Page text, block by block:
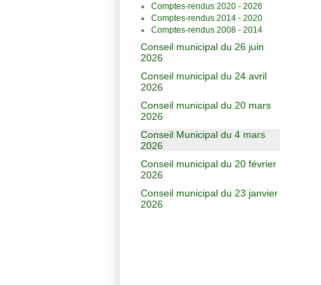
Comptes-rendus 2020 - 2026
Comptes-rendus 2014 - 2020
Comptes-rendus 2008 - 2014
Conseil municipal du 26 juin
2026
Conseil municipal du 24 avril
2026
Conseil municipal du 20 mars
2026
Conseil Municipal du 4 mars
2026
Conseil municipal du 20 février
2026
Conseil municipal du 23 janvier
2026